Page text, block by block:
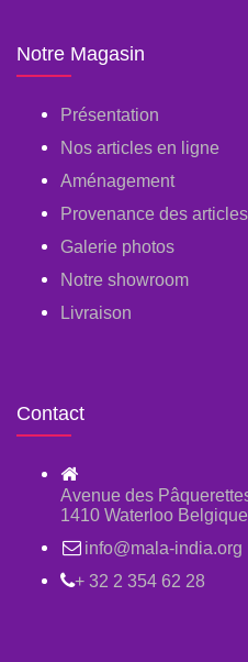
Notre Magasin
Présentation
Nos articles en ligne
Aménagement
Provenance des articles
Galerie photos
Notre showroom
Livraison
Contact
Avenue des
1410 Waterloo Belgique
info@mala-india.org
+ 32 2 354 62 28